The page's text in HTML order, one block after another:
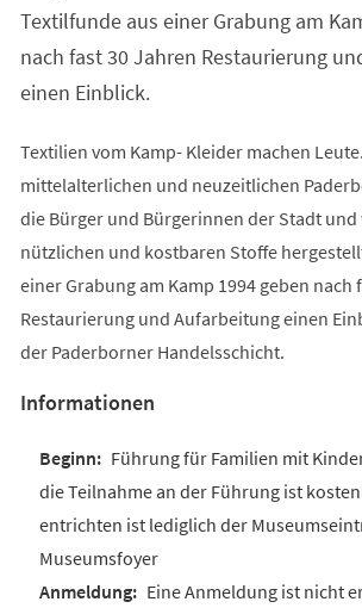
Textilfunde aus einer Grabung am
nach fast 30 Jahren Restaurierung
einen Einblick.
Textilien vom Kamp- Kleider machen
mittelalterlichen und neuzeitlichen
die Bürger und Bürgerinnen der Stadt
nützlichen und kostbaren Stoffe
einer Grabung am Kamp 1994 geben nach
Restaurierung und Aufarbeitung einen
der Paderborner Handelsschicht.
Informationen
Führung für Familien mit
die Teilnahme an der Führung ist
entrichten ist lediglich der
Museumsfoyer
Eine Anmeldung ist nicht